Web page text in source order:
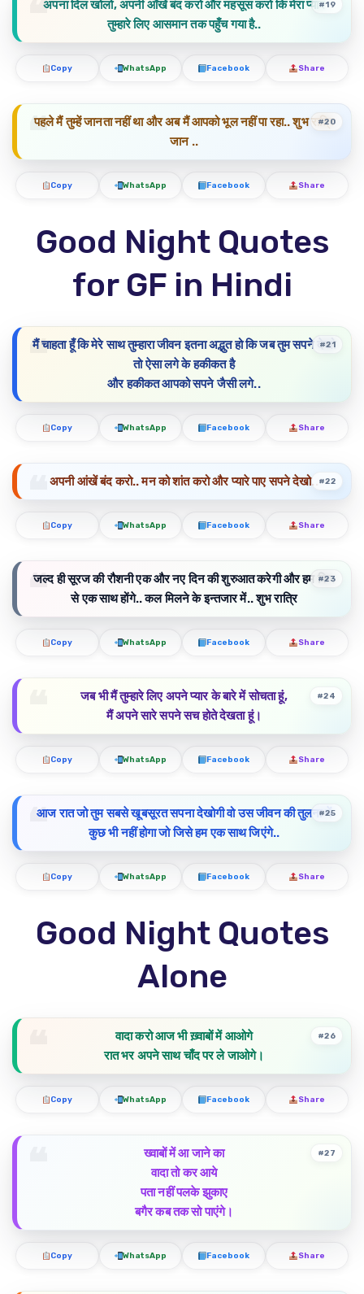
अपना दिल खोलो, अपनी आँखें बंद करो और महसूस करो कि मेरा प्यार
तुम्हारे लिए आसमान तक पहुँच गया है..
#19
Copy WhatsApp Facebook Share
पहले मैं तुम्हें जानता नहीं था और अब मैं आपको भूल नहीं पा रहा.. शुभ रात्रि
जान ..
#20
Copy WhatsApp Facebook Share
Good Night Quotes
for GF in Hindi
मैं चाहता हूँ कि मेरे साथ तुम्हारा जीवन इतना अद्भुत हो कि जब तुम सपने देखो
तो ऐसा लगे के हकीकत है
और हकीकत आपको सपने जैसी लगे..
#21
Copy WhatsApp Facebook Share
अपनी आंखें बंद करो.. मन को शांत करो और प्यारे पाए सपने देखो.. #22
Copy WhatsApp Facebook Share
जल्द ही सूरज की रौशनी एक और नए दिन की शुरुआत करेगी और हम फिर
से एक साथ होंगे.. कल मिलने के इन्तजार में.. शुभ रात्रि
#23
Copy WhatsApp Facebook Share
जब भी मैं तुम्हारे लिए अपने प्यार के बारे में सोचता हूं,
मैं अपने सारे सपने सच होते देखता हूं।
#24
Copy WhatsApp Facebook Share
आज रात जो तुम सबसे खूबसूरत सपना देखोगी वो उस जीवन की तुलना में
कुछ भी नहीं होगा जो जिसे हम एक साथ जिएंगे..
#25
Copy WhatsApp Facebook Share
Good Night Quotes
Alone
वादा करो आज भी ख़्वाबों में आओगे
रात भर अपने साथ चाँद पर ले जाओगे।
#26
Copy WhatsApp Facebook Share
ख्वाबों में आ जाने का
वादा तो कर आये
पता नहीं पलके झुकाए
बगैर कब तक सो पाएंगे।
#27
Copy WhatsApp Facebook Share